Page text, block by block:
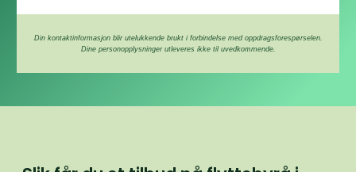
Din kontaktinformasjon blir utelukkende brukt i forbindelse med oppdragsforespørselen.
Dine personopplysninger utleveres ikke til uvedkommende.